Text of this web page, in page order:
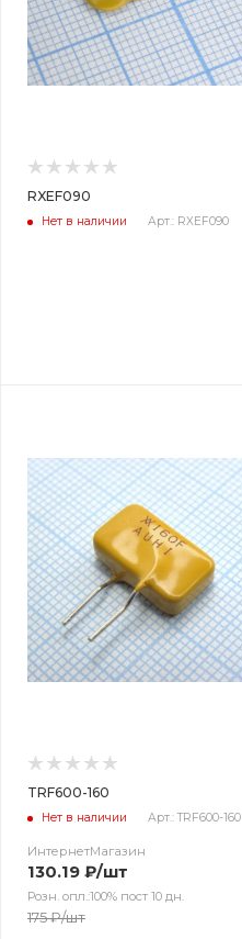
RXEF090
Нет в наличии Арт.: RXEF090
TRF600-160
Нет в наличии Арт.: TRF600-160
ИнтернетМагазин
130.19 ₽/шт
Розн. опл.:100% пост 10 дн.
175₽/шт